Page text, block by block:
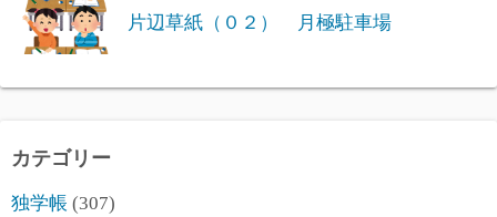
片辺草紙（０２） 月極駐車場
カテゴリー
独学帳 (307)